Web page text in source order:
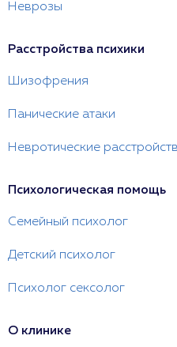
Неврозы
Расстройства психики
Шизофрения
Панические атаки
Невротические
Психологическая помощь
Семейный психолог
Детский психолог
Психолог сексолог
О клинике